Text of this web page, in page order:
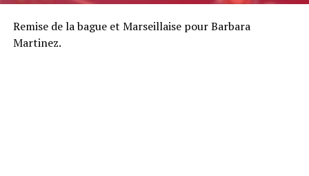
Remise de la bague et Marseillaise pour Barbara
Martinez.